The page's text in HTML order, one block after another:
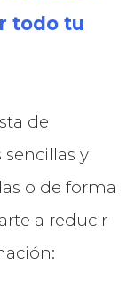
todo tu
de
y
o de forma
a reducir